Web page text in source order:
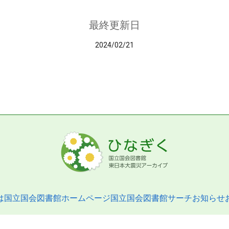
最終更新日
2024/02/21
国立国会図書館ホームページ国立国会図書館サーチお知らせ